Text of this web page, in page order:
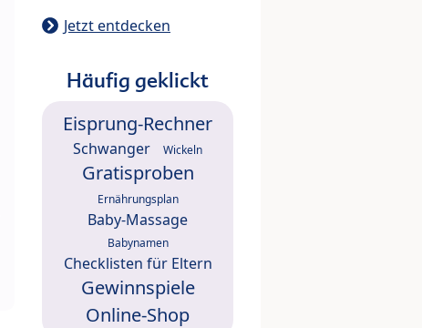
Jetzt entdecken
Häufig geklickt
Eisprung-Rechner
Schwanger Wickeln
Gratisproben
Ernährungsplan
Baby-Massage
Babynamen
Checklisten für Eltern
Gewinnspiele
Online-Shop